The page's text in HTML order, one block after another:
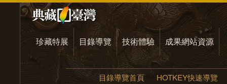
珍藏特展 目錄導覽 技術體驗 成果網站資源
目錄導覽首頁 HOTKEY快速導覽